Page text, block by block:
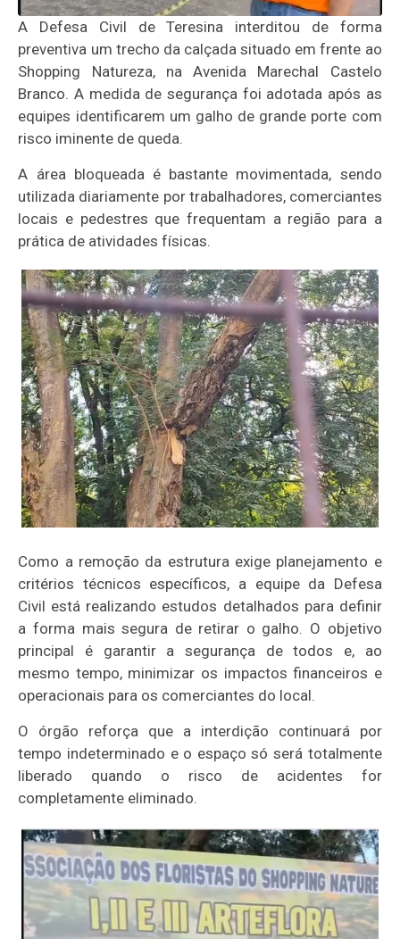
A Defesa Civil de Teresina interditou de forma
preventiva um trecho da calçada situado em frente ao
Shopping Natureza, na Avenida Marechal Castelo
Branco. A medida de segurança foi adotada após as
equipes identificarem um galho de grande porte com
risco iminente de queda.
A área bloqueada é bastante movimentada, sendo
utilizada diariamente por trabalhadores, comerciantes
locais e pedestres que frequentam a região para a
prática de atividades físicas.
Como a remoção da estrutura exige planejamento e
critérios técnicos específicos, a equipe da Defesa
Civil está realizando estudos detalhados para definir
a forma mais segura de retirar o galho. O objetivo
principal é garantir a segurança de todos e, ao
mesmo tempo, minimizar os impactos financeiros e
operacionais para os comerciantes do local.
O órgão reforça que a interdição continuará por
tempo indeterminado e o espaço só será totalmente
liberado quando o risco de acidentes for
completamente eliminado.